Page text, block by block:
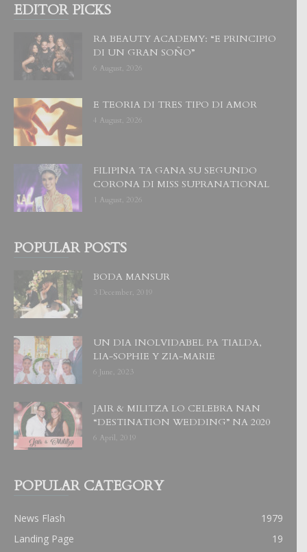
EDITOR PICKS
RA BEAUTY ACADEMY: “E PRINCIPIO
DI UN GRAN SOÑO”
6 August, 2026
E TEORIA DI TRES TIPO DI AMOR
4 August, 2026
FILIPINA TA GANA SU SEGUNDO
CORONA DI MISS SUPRANATIONAL
1 August, 2026
POPULAR POSTS
BODA MANSUR
3 December, 2019
UN DIA INOLVIDABEL PA TIALDA,
LIA-SOPHIE Y ZIA-MARIE
6 June, 2023
JAIR & MILITZA LO CELEBRA NAN
“DESTINATION WEDDING” NA 2020
6 April, 2019
POPULAR CATEGORY
News Flash
1979
Landing Page
19